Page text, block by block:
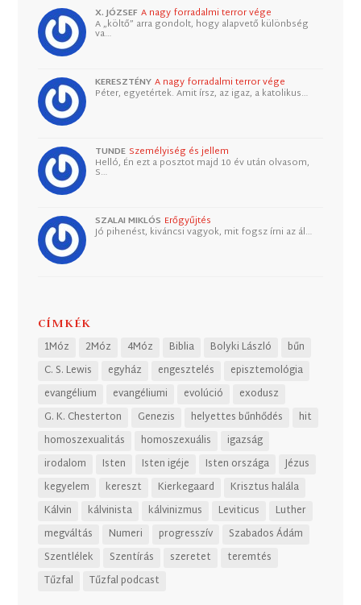
X. JÓZSEF A nagy forradalmi terror vége
A „költő” arra gondolt, hogy alapvető különbség
va…
KERESZTÉNY A nagy forradalmi terror vége
Péter, egyetértek. Amit írsz, az igaz, a katolikus…
TUNDE Személyiség és jellem
Helló, Én ezt a posztot majd 10 év után olvasom,
S…
SZALAI MIKLÓS Erőgyűjtés
Jó pihenést, kiváncsi vagyok, mit fogsz írni az ál…
CÍMKÉK
1Móz 2Móz 4Móz Biblia Bolyki László
bűn
C. S. Lewis
egyház engesztelés
episztemológia
evangélium
evangéliumi evolúció
exodusz
G. K. Chesterton
Genezis helyettes bűnhődés
hit
homoszexualitás
homoszexuális
igazság
irodalom
Isten Isten igéje Isten országa
Jézus
kegyelem
kereszt Kierkegaard
Krisztus halála
Kálvin
kálvinista kálvinizmus Leviticus
Luther
megváltás
Numeri progresszív
Szabados Ádám
Szentlélek
Szentírás szeretet
teremtés
Tűzfal
Tűzfal podcast